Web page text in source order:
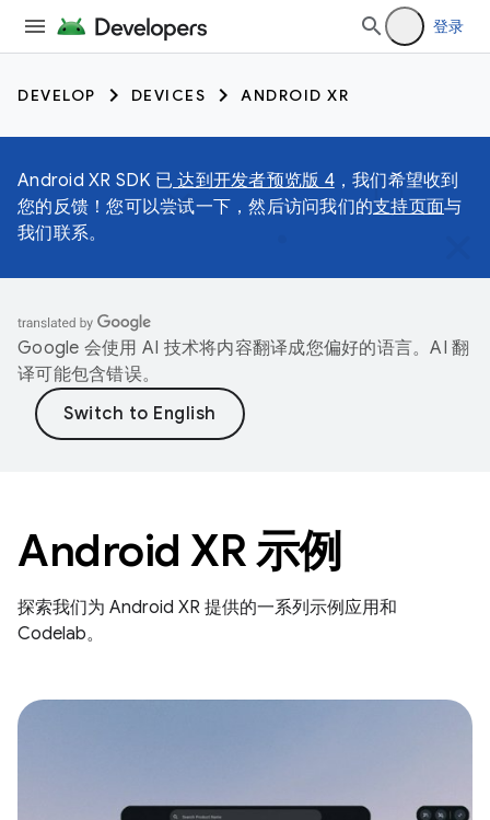
登录
DEVELOP DEVICES ANDROID XR
Android XR SDK 已 达到开发者预览版 4，我们希望收到
您的反馈！您可以尝试一下，然后访问我们的支持页面与
我们联系。
Google 会使用 AI 技术将内容翻译成您偏好的语言。AI 翻
译可能包含错误。
Android XR 示例
探索我们为 Android XR 提供的一系列示例应用和
Codelab。